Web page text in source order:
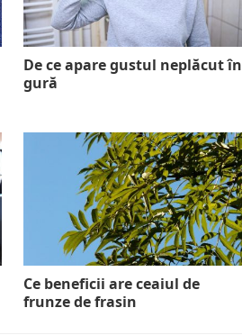
De ce apare gustul neplăcut în
gură
Ce beneficii are ceaiul de
frunze de frasin